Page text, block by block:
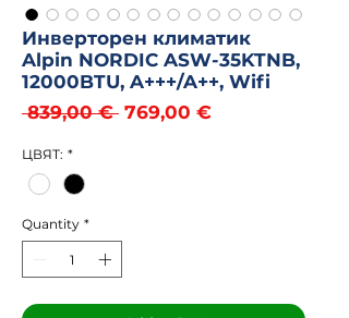
Инверторен климатик
Alpin NORDIC ASW-35KTNB,
12000BTU, A+++/A++, Wifi
839,00 € Regular
769,00 €Sale
ЦВЯТ: *
Quantity *